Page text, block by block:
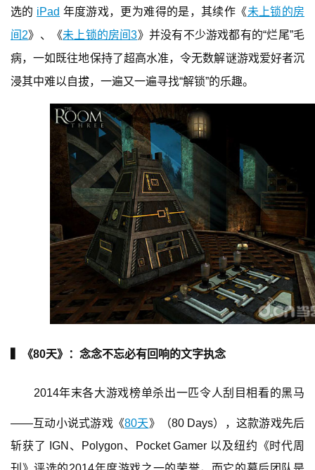
游
业
界
十
三
选的 iPad 年度游戏，更为难得的是，其续作《未上锁的房
间2》、《未上锁的房间3》并没有不少游戏都有的“烂尾”毛
病，一如既往地保持了超高水准，令无数解谜游戏爱好者沉
浸其中难以自拔，一遍又一遍寻找“解锁”的乐趣。
▍《80天》：念念不忘必有回响的文字执念
2014年末各大游戏榜单杀出一匹令人刮目相看的黑马
——互动小说式游戏《80天》（80 Days），这款游戏先后
斩获了 IGN、Polygon、Pocket Gamer 以及纽约《时代周